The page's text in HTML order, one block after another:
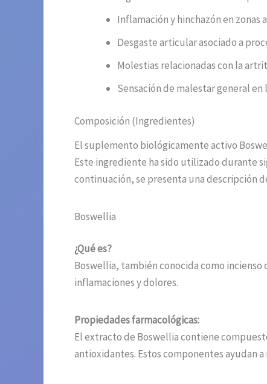
Inflamación y hinchazón en zonas
Desgaste articular asociado a
Molestias relacionadas con la
Sensación de malestar general
Composición (Ingredientes)
El suplemento biológicamente activo
Este ingrediente ha sido utilizado durante
continuación, se presenta una descripción
Boswellia
¿Qué es?
Boswellia, también conocida como
inflamaciones y dolores.
Propiedades farmacológicas:
El extracto de Boswellia contiene
antioxidantes. Estos componentes ayudan